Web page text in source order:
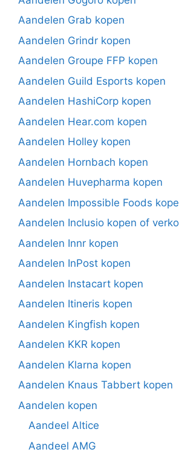
Aandelen Grab kopen
Aandelen Grindr kopen
Aandelen Groupe FFP kopen
Aandelen Guild Esports kopen
Aandelen HashiCorp kopen
Aandelen Hear.com kopen
Aandelen Holley kopen
Aandelen Hornbach kopen
Aandelen Huvepharma kopen
Aandelen Impossible Foods
Aandelen Inclusio kopen of
Aandelen Innr kopen
Aandelen InPost kopen
Aandelen Instacart kopen
Aandelen Itineris kopen
Aandelen Kingfish kopen
Aandelen KKR kopen
Aandelen Klarna kopen
Aandelen Knaus Tabbert kopen
Aandelen kopen
Aandeel Altice
Aandeel AMG